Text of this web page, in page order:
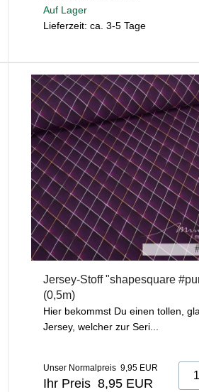
Auf Lager
Lieferzeit: ca. 3-5 Tage
Jersey-Stoff "shapesquare
(0,5m)
Hier bekommst Du einen tollen,
Jersey, welcher zur Seri...
Unser Normalpreis 9,95 EUR
Ihr Preis 8,95 EUR